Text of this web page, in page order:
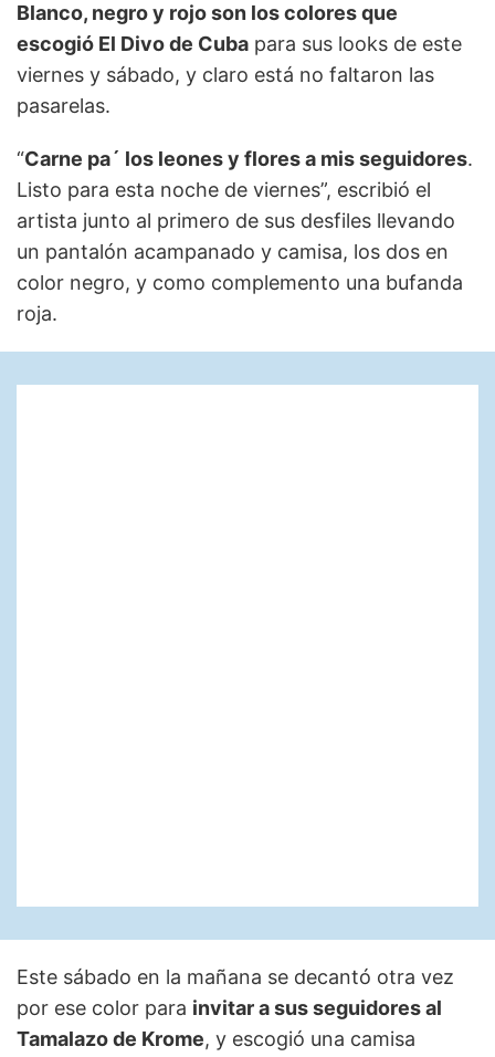
Blanco, negro y rojo son los colores que
escogió El Divo de Cuba para sus looks de este
viernes y sábado, y claro está no faltaron las
pasarelas.
“Carne pa´ los leones y flores a mis seguidores.
Listo para esta noche de viernes”, escribió el
artista junto al primero de sus desfiles llevando
un pantalón acampanado y camisa, los dos en
color negro, y como complemento una bufanda
roja.
Este sábado en la mañana se decantó otra vez
por ese color para invitar a sus seguidores al
Tamalazo de Krome, y escogió una camisa